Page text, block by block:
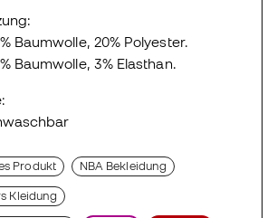
Baumwolle, 20% Polyester.
Baumwolle, 3% Elasthan.
Produkt NBA Bekleidung
Kleidung